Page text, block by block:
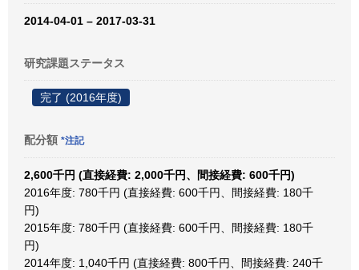
2014-04-01 – 2017-03-31
研究課題ステータス
完了 (2016年度)
配分額 *注記
2,600千円 (直接経費: 2,000千円、間接経費: 600千円)
2016年度: 780千円 (直接経費: 600千円、間接経費: 180千
円)
2015年度: 780千円 (直接経費: 600千円、間接経費: 180千
円)
2014年度: 1,040千円 (直接経費: 800千円、間接経費: 240千